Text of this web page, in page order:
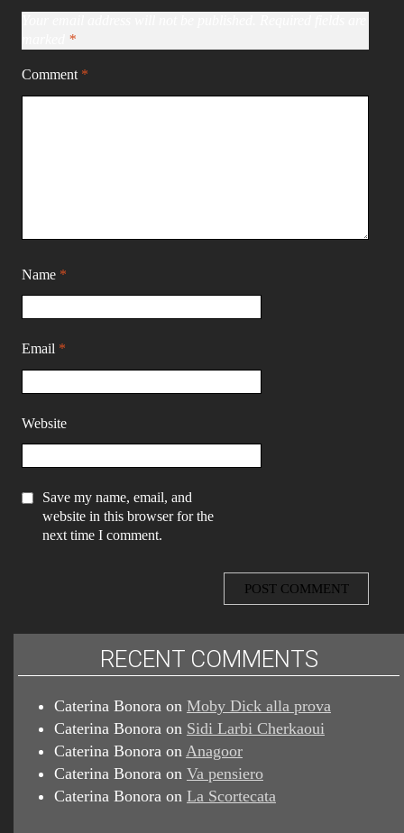
*
Comment *
Name *
Email *
Website
Save my name, email, and
website in this browser for the
next time I comment.
RECENT COMMENTS
Caterina Bonora on Moby Dick alla prova
Caterina Bonora on Sidi Larbi Cherkaoui
Caterina Bonora on Anagoor
Caterina Bonora on Va pensiero
Caterina Bonora on La Scortecata